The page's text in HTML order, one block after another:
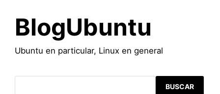
contenido
BlogUbuntu
Ubuntu en particular, Linux en general
BUSCAR